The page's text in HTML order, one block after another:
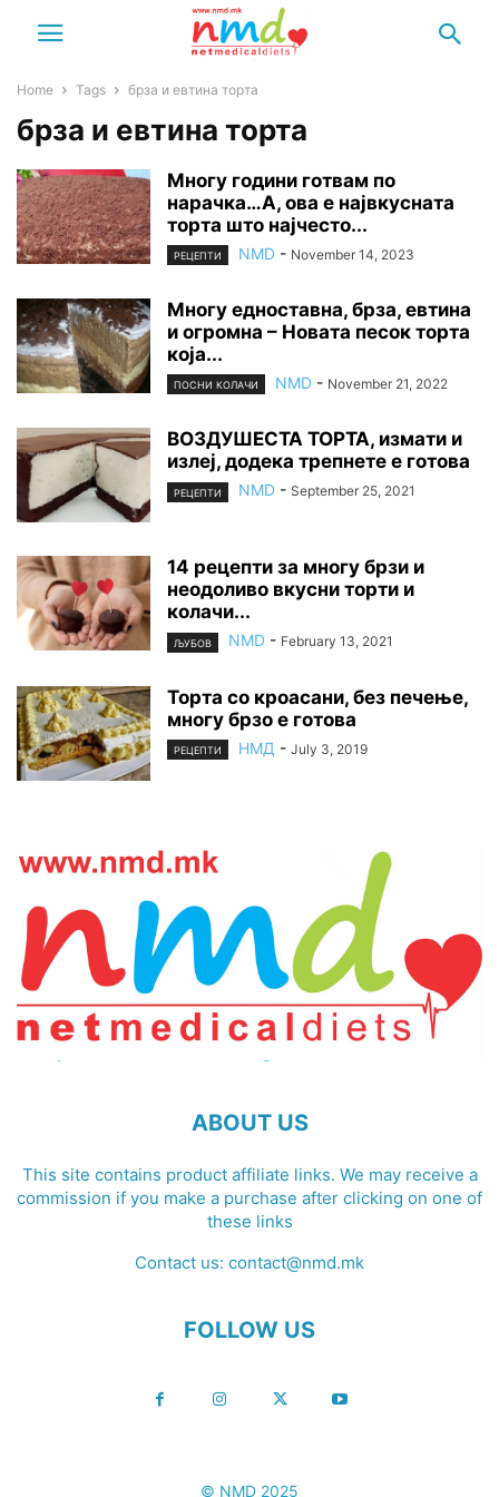
Home Tags брза и евтина торта
брза и евтина торта
Многу години готвам по
нарачка…А, ова е највкусната
торта што најчесто...
РЕЦЕПТИ NMD - November 14, 2023
Многу едноставна, брза, евтина
и огромна – Новата песок торта
која...
ПОСНИ КОЛАЧИ NMD - November 21, 2022
ВОЗДУШЕСТА ТОРТА, измати и
излеј, додека трепнете е готова
РЕЦЕПТИ NMD - September 25, 2021
14 рецепти за многу брзи и
неодоливо вкусни торти и
колачи...
ЉУБОВ NMD - February 13, 2021
Торта со кроасани, без печење,
многу брзо е готова
РЕЦЕПТИ НМД - July 3, 2019
ABOUT US
This site contains product affiliate links. We may receive a
commission if you make a purchase after clicking on one of
these links
Contact us: contact@nmd.mk
FOLLOW US
© NMD 2025